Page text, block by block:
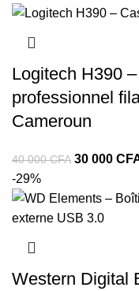
Logitech H390
professionnel
Cameroun
40 000CFA 30 000
-29%
Western Digital